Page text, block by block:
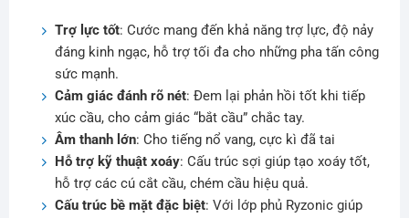
Trợ lực tốt: Cước mang đến khả năng trợ lực, độ nảy
đáng kinh ngạc, hỗ trợ tối đa cho những pha tấn công
sức mạnh.
Cảm giác đánh rõ nét: Đem lại phản hồi tốt khi tiếp
xúc cầu, cho cảm giác “bắt cầu” chắc tay.
Âm thanh lớn: Cho tiếng nổ vang, cực kì đã tai
Hỗ trợ kỹ thuật xoáy: Cấu trúc sợi giúp tạo xoáy tốt,
hỗ trợ các cú cắt cầu, chém cầu hiệu quả.
Cấu trúc bề mặt đặc biệt: Với lớp phủ Ryzonic giúp